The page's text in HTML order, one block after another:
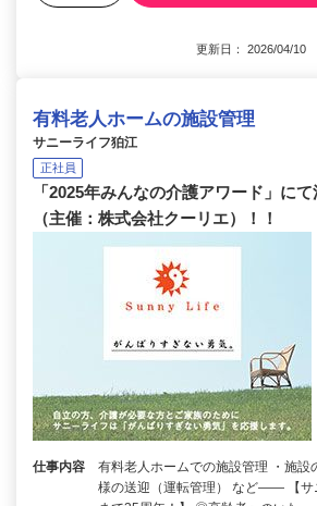
更新日： 2026/04/10
有料老人ホームの施設管理
サニーライフ狛江
正社員
「2025年みんなの介護アワード」に
（主催：株式会社クーリエ）！！
仕事内容
有料老人ホームでの施設管理 ・施設
様の送迎（運転管理） など―― 【サ